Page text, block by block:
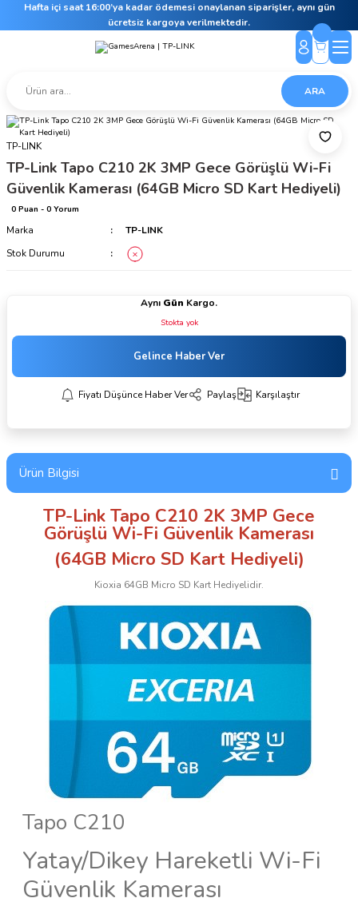
Hafta içi saat 16:00’ya kadar ödemesi onaylanan siparişler, aynı gün
ücretsiz kargoya verilmektedir.
ARA
TP-LINK
TP-Link Tapo C210 2K 3MP Gece Görüşlü Wi-Fi
Güvenlik Kamerası (64GB Micro SD Kart Hediyeli)
0 Puan - 0 Yorum
Marka
TP-LINK
Stok Durumu
Aynı Gün Kargo.
Stokta yok
Gelince Haber Ver
Fiyatı Düşünce Haber Ver Paylaş Karşılaştır
Ürün Bilgisi
TP-Link Tapo C210 2K 3MP Gece
Görüşlü Wi-Fi Güvenlik Kamerası
(64GB Micro SD Kart Hediyeli)
Kioxia 64GB Micro SD Kart Hediyelidir.
Tapo C210
Yatay/Dikey Hareketli Wi-Fi
Güvenlik Kamerası